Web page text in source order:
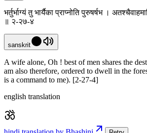
भर्तुर्भाग्यं तु भार्यैका प्राप्नोति पुरुषर्षभ ।
॥ २-२७-४
sanskrit
A wife alone, Oh ! best of men shares the
am also therefore, ordered to dwell in the
is a command to me). [2-27-4]
english translation